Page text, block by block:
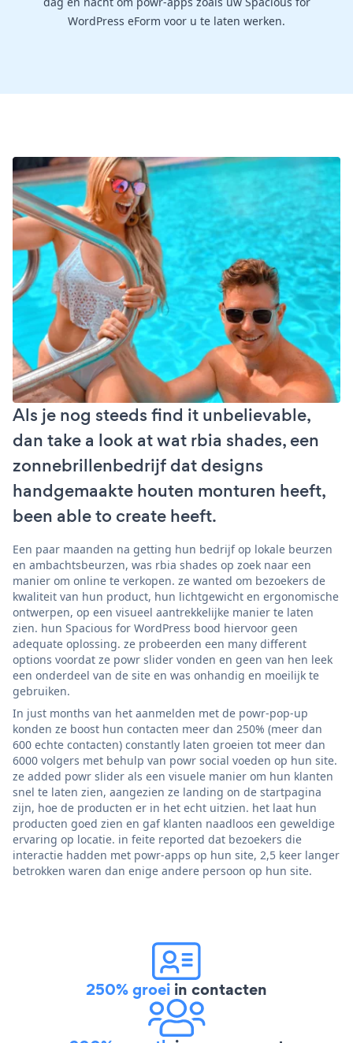
WordPress eForm voor u te laten werken.
Als je nog steeds find it unbelievable,
dan take a look at wat rbia shades, een
zonnebrillenbedrijf dat designs
handgemaakte houten monturen heeft,
been able to create heeft.
Een paar maanden na getting hun bedrijf op lokale beurzen
en ambachtsbeurzen, was rbia shades op zoek naar een
manier om online te verkopen. ze wanted om bezoekers de
kwaliteit van hun product, hun lichtgewicht en ergonomische
ontwerpen, op een visueel aantrekkelijke manier te laten
zien. hun Spacious for WordPress bood hiervoor geen
adequate oplossing. ze probeerden een many different
options voordat ze powr slider vonden en geen van hen leek
een onderdeel van de site en was onhandig en moeilijk te
gebruiken.
In just months van het aanmelden met de powr-pop-up
konden ze boost hun contacten meer dan 250% (meer dan
600 echte contacten) constantly laten groeien tot meer dan
6000 volgers met behulp van powr social voeden op hun site.
ze added powr slider als een visuele manier om hun klanten
snel te laten zien, aangezien ze landing on de startpagina
zijn, hoe de producten er in het echt uitzien. het laat hun
producten goed zien en gaf klanten naadloos een geweldige
ervaring op locatie. in feite reported dat bezoekers die
interactie hadden met powr-apps op hun site, 2,5 keer langer
betrokken waren dan enige andere persoon op hun site.
250% groei in contacten